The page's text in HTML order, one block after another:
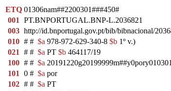
ETQ 01306nam##2200301###450#
001
PT.BNPORTUGAL.BNP-L.2036821
003 http://id.bnportugal.gov.pt/bib/bibnacional/
010 # # $a 978-972-629-340-8 $b 1º v.)
021
# # $a PT $b 464117/19
100 # # $a
101
0 # $a por
102 # # $a PT